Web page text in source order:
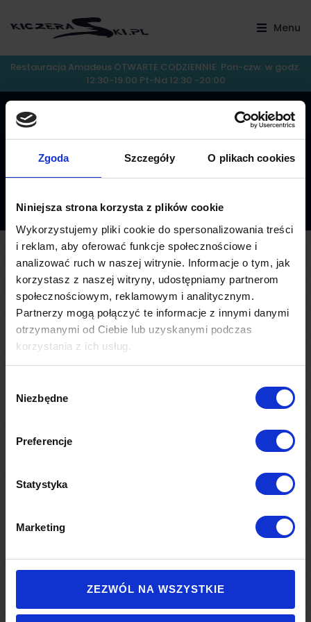
Zgoda Szczegóły O plikach cookies
Niniejsza strona korzysta z plików cookie
Wykorzystujemy pliki cookie do spersonalizowania treści
i reklam, aby oferować funkcje społecznościowe i
analizować ruch w naszej witrynie. Informacje o tym, jak
korzystasz z naszej witryny, udostępniamy partnerom
społecznościowym, reklamowym i analitycznym.
Partnerzy mogą połączyć te informacje z innymi danymi
otrzymanymi od Ciebie lub uzyskanymi podczas
korzystania z ich usług.
zgody
Niezbędne
Preferencje
Statystyka
Marketing
ZEZWÓL NA WSZYSTKIE
Menu
Restauracja Amadeus OTWARTE CODZIENNIE Pon-czw w godz.
12:30-19:00 Pt-Nd 12:30 -20:00
O Nas
Strona w budowie.
Ośrodek Sportów Zimowych Kiczera Ski